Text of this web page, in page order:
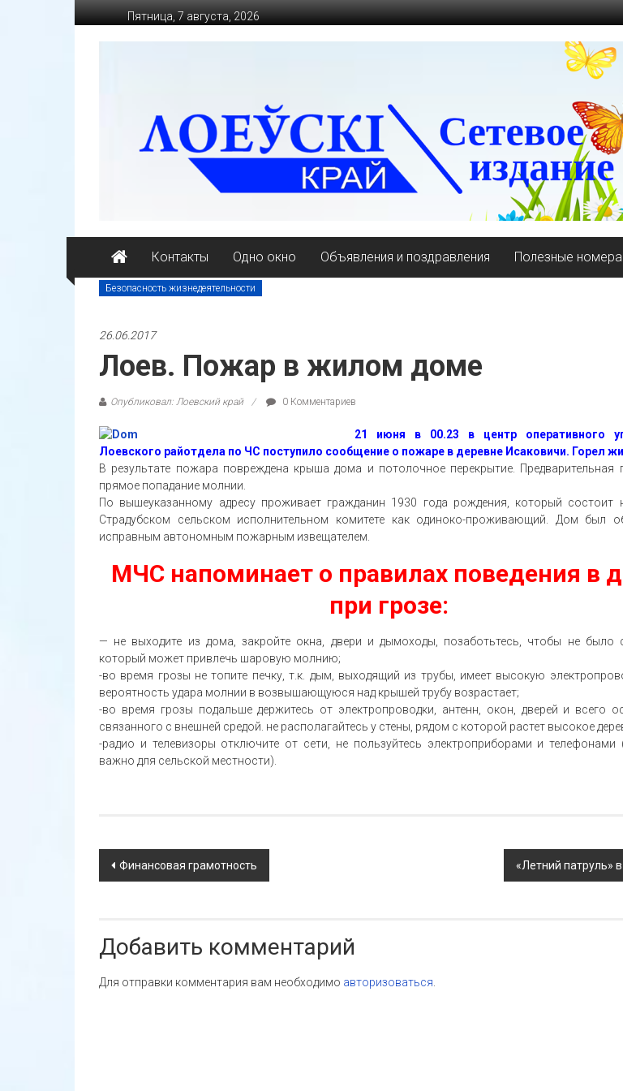
к
содержимому
Пятница, 7 августа, 2026
массово-
политическая
Контакты Одно окно Объявления и поздравления Полезные номера
Безопасность жизнедеятельности
26.06.2017
Лоев. Пожар в жилом доме
Опубликовал: Лоевский край 0 Комментариев
21 июня в 00.23 в центр оперативного
Лоевского райотдела по ЧС поступило сообщение о пожаре в деревне Исаковичи. Горел
В результате пожара повреждена крыша дома и потолочное перекрытие. Предварительная
прямое попадание молнии.
По вышеуказанному адресу проживает гражданин 1930 года рождения, который состоит
Страдубском сельском исполнительном комитете как одиноко-проживающий. Дом был
исправным автономным пожарным извещателем.
МЧС напоминает о правилах поведения в
при грозе:
— не выходите из дома, закройте окна, двери и дымоходы, позаботьтесь, чтобы не было
который может привлечь шаровую молнию;
-во время грозы не топите печку, т.к. дым, выходящий из трубы, имеет высокую
вероятность удара молнии в возвышающуюся над крышей трубу возрастает;
-во время грозы подальше держитесь от электропроводки, антенн, окон, дверей и всего
связанного с внешней средой. не располагайтесь у стены, рядом с которой растет высокое
-радио и телевизоры отключите от сети, не пользуйтесь электроприборами и телефонами
важно для сельской местности).
Навигация
Финансовая грамотность «Летний патруль»
Добавить комментарий
Для отправки комментария вам необходимо авторизоваться